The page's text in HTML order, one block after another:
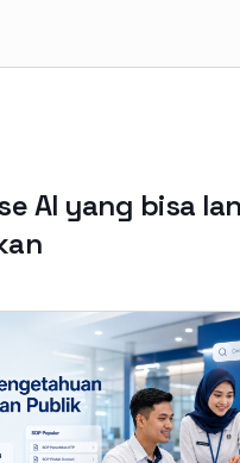
AI yang bisa